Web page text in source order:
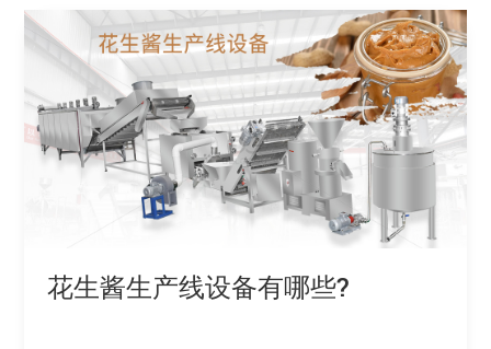
得的美味，人们花空了心思。依托传统的番茄丁
加工工艺，结合现代自动化、密闭无菌环境生
产，番茄丁生产线设备让传统食物重现美味精
华。下面为大家介绍番茄丁生产线设备和工艺步
骤。
花生酱生产线设备有哪些?